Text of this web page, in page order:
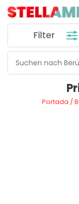
Filter
Portada /